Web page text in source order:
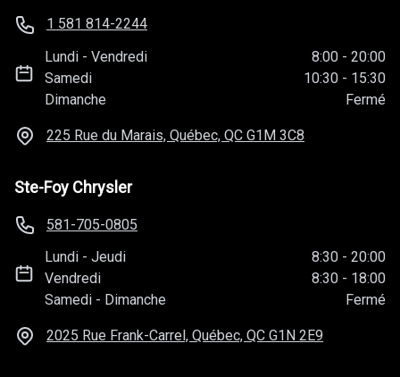
1 581 814-2244
Lundi -Vendredi 8:00 - 20:00
Samedi
10:30 - 15:30
Dimanche
Fermé
225 Rue du Marais, Québec, QC G1M 3C8
Ste-Foy Chrysler
581-705-0805
Lundi -Jeudi 8:30 - 20:00
Vendredi
8:30 - 18:00
Samedi - Dimanche Fermé
2025 Rue Frank-Carrel, Québec, QC G1N 2E9